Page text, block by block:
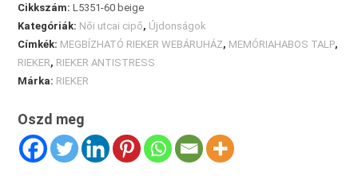
Cikkszám:L5351-60 beige
Kategóriák: Női utcai cipő, Újdonságok
Címkék: MEGBÍZHATÓ RIEKER WEBÁRUHÁZ, MEMÓRIAHABOS TALP,
RIEKER, RIEKER ANTISTRESS
Márka: RIEKER
Oszd meg